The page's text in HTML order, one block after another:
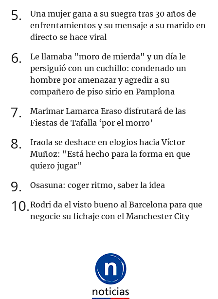
5
Una mujer gana a su suegra tras 30 años de
enfrentamientos y su mensaje a su marido en
directo se hace viral
6
Le llamaba "moro de mierda" y un día le
persiguió con un cuchillo: condenado un
hombre por amenazar y agredir a su
compañero de piso sirio en Pamplona
7
Marimar Lamarca Eraso disfrutará de las
Fiestas de Tafalla ‘por el morro’
8
Iraola se deshace en elogios hacia Víctor
Muñoz: "Está hecho para la forma en que
quiero jugar"
9 Osasuna: coger ritmo, saber la idea
10 Rodri da el visto bueno al Barcelona para que
negocie su fichaje con el Manchester City